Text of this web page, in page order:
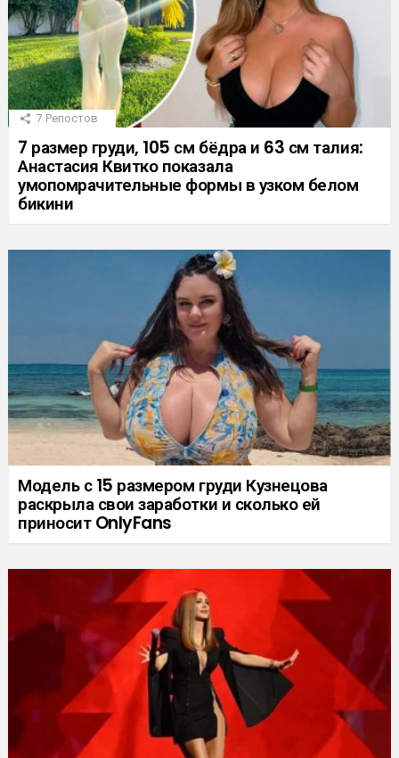
7 Репостов
7 размер груди, 105 см бёдра и 63 см талия:
Анастасия Квитко показала
умопомрачительные формы в узком белом
бикини
Модель с 15 размером груди Кузнецова
раскрыла свои заработки и сколько ей
приносит OnlyFans